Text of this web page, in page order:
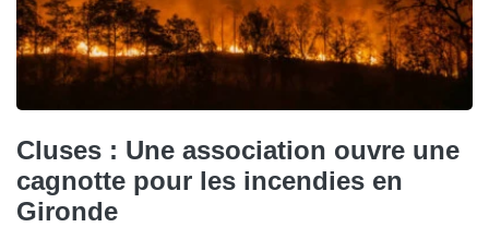
Cluses : Une association ouvre une
cagnotte pour les incendies en
Gironde